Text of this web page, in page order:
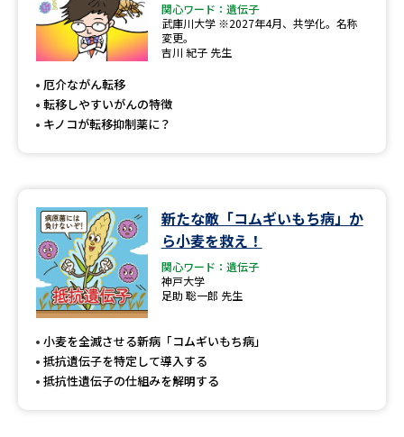
関心ワード：遺伝子
武庫川大学 ※2027年4月、共学化。名称
変更。
吉川 紀子 先生
厄介ながん転移
転移しやすいがんの特徴
キノコが転移抑制薬に？
新たな敵「コムギいもち病」か
ら小麦を救え！
関心ワード：遺伝子
神戸大学
足助 聡一郎 先生
小麦を全滅させる新病「コムギいもち病」
抵抗遺伝子を特定して導入する
抵抗性遺伝子の仕組みを解明する